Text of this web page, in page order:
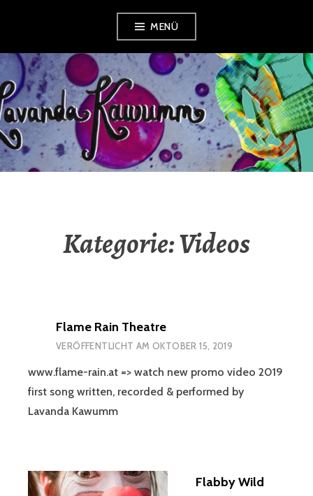
springen
MENÜ
LAVANDA
KAWUMM
Kategorie:Videos
Flame Rain Theatre
VERÖFFENTLICHT AMOKTOBER 15, 2019
www.flame-rain.at => watch new promo video 2019
first song written, recorded & performed by
Lavanda Kawumm
Flabby Wild